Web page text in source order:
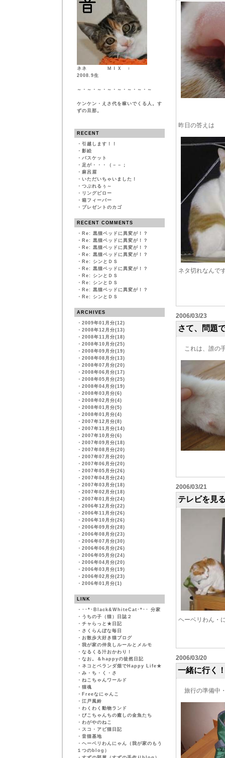
ネネ ＭＩＸ ♀
2008.9生
～・～・～・～・～・～・～・～
ケンケン・えさ代を稼いでくる人。す
ずの旦那。
RECENT
・ 引越します！！
・ 影絵
・ バスケット
・ 足が・・・（－－；
・ 麻呂眉
・ いただいちゃいました！
・ つぶれるぅ～
・ リングピロー
・ 箱フィーバー
・ プレゼントのカゴ
RECENT COMMENTS
・ Re: 黒猫ベッドに異変が！？
・ Re: 黒猫ベッドに異変が！？
・ Re: 黒猫ベッドに異変が！？
・ Re: 黒猫ベッドに異変が！？
・ Re: シンとＤＳ
・ Re: 黒猫ベッドに異変が！？
・ Re: シンとＤＳ
・ Re: シンとＤＳ
・ Re: 黒猫ベッドに異変が！？
・ Re: シンとＤＳ
ARCHIVES
・ 2009年01月分(12)
・ 2008年12月分(13)
・ 2008年11月分(18)
・ 2008年10月分(25)
・ 2008年09月分(19)
・ 2008年08月分(13)
・ 2008年07月分(20)
・ 2008年06月分(17)
・ 2008年05月分(25)
・ 2008年04月分(19)
・ 2008年03月分(6)
・ 2008年02月分(4)
・ 2008年01月分(5)
・ 2008年01月分(4)
・ 2007年12月分(8)
・ 2007年11月分(14)
・ 2007年10月分(6)
・ 2007年09月分(18)
・ 2007年08月分(20)
・ 2007年07月分(20)
・ 2007年06月分(20)
・ 2007年05月分(26)
・ 2007年04月分(24)
・ 2007年03月分(18)
・ 2007年02月分(18)
・ 2007年01月分(24)
・ 2006年12月分(22)
・ 2006年11月分(26)
・ 2006年10月分(26)
・ 2006年09月分(28)
・ 2006年08月分(23)
・ 2006年07月分(30)
・ 2006年06月分(26)
・ 2006年05月分(24)
・ 2006年04月分(20)
・ 2006年03月分(19)
・ 2006年02月分(23)
・ 2006年01月分(1)
LINK
・ ･･*･Black&WhiteCat･*･･ 分家
・ うちの子（猫）日誌２
・ チャらっと★日記
・ さくらんぼな毎日
・ お散歩大好き猫ブログ
・ 我が家の仲良しルールとメルモ
・ なるくる汁おかわり！
・ なお。＆happyの徒然日記
・ ネコとベランダ畑でHappy Life★
・ み・ち・く・さ
・ ねこちゃんワールド
・ 猫魂
・ Freeなにゃんこ
・ 江戸風鈴
・ わくわく動物ランド
・ ぴこちゃんちの癒しの金魚たち
・ わがやのねこ
・ スコ・アビ猫日記
・ 音猫基地
・ ヘーベリわんにゃん（我が家のもう
１つのblog）
昨日の答えは
ネタ切れなんで
2006/03/23
さて、問題
これは、誰の
2006/03/21
テレビを見
ヘーベリわん・
2006/03/20
一緒に行く
旅行の準備中